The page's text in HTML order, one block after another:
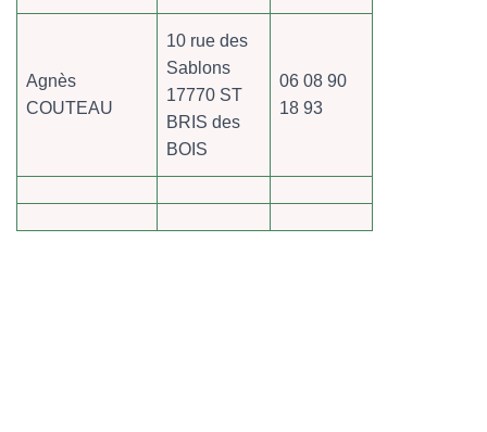
Agnès
COUTEAU
10 rue des
Sablons
17770 ST
BRIS des
BOIS
06 08 90
18 93